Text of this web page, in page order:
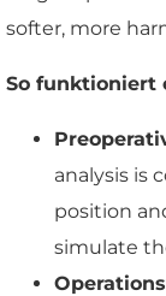
softer, more
So funktioniert
analysis is
position
simulate